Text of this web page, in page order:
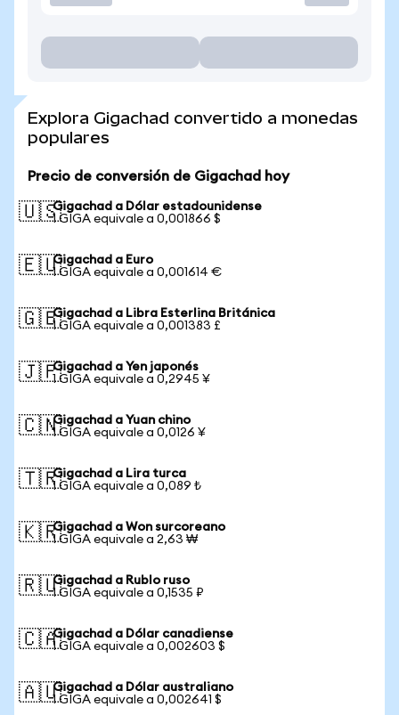
Explora Gigachad convertido a monedas
populares
Precio de conversión de Gigachad hoy
🇺🇸Gigachad a Dólar estadounidense
1 GIGA equivale a 0,001866 $
🇪🇺Gigachad a Euro
1 GIGA equivale a 0,001614 €
🇬🇧Gigachad a Libra Esterlina Británica
1 GIGA equivale a 0,001383 £
🇯🇵Gigachad a Yen japonés
1 GIGA equivale a 0,2945 ¥
🇨🇳Gigachad a Yuan chino
1 GIGA equivale a 0,0126 ¥
🇹🇷Gigachad a Lira turca
1 GIGA equivale a 0,089 ₺
🇰🇷Gigachad a Won surcoreano
1 GIGA equivale a 2,63 ₩
🇷🇺Gigachad a Rublo ruso
1 GIGA equivale a 0,1535 ₽
🇨🇦Gigachad a Dólar canadiense
1 GIGA equivale a 0,002603 $
🇦🇺Gigachad a Dólar australiano
1 GIGA equivale a 0,002641 $